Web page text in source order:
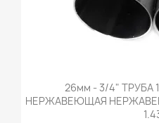
26мм - 3/4"
НЕРЖАВЕЮЩАЯ